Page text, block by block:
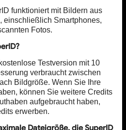
funktioniert mit Bildern aus
einschließlich Smartphones,
Fotos.
Testversion mit 10
verbraucht zwischen
Bildgröße. Wenn Sie Ihre
können Sie weitere Credits
aufgebraucht haben,
erwerben.